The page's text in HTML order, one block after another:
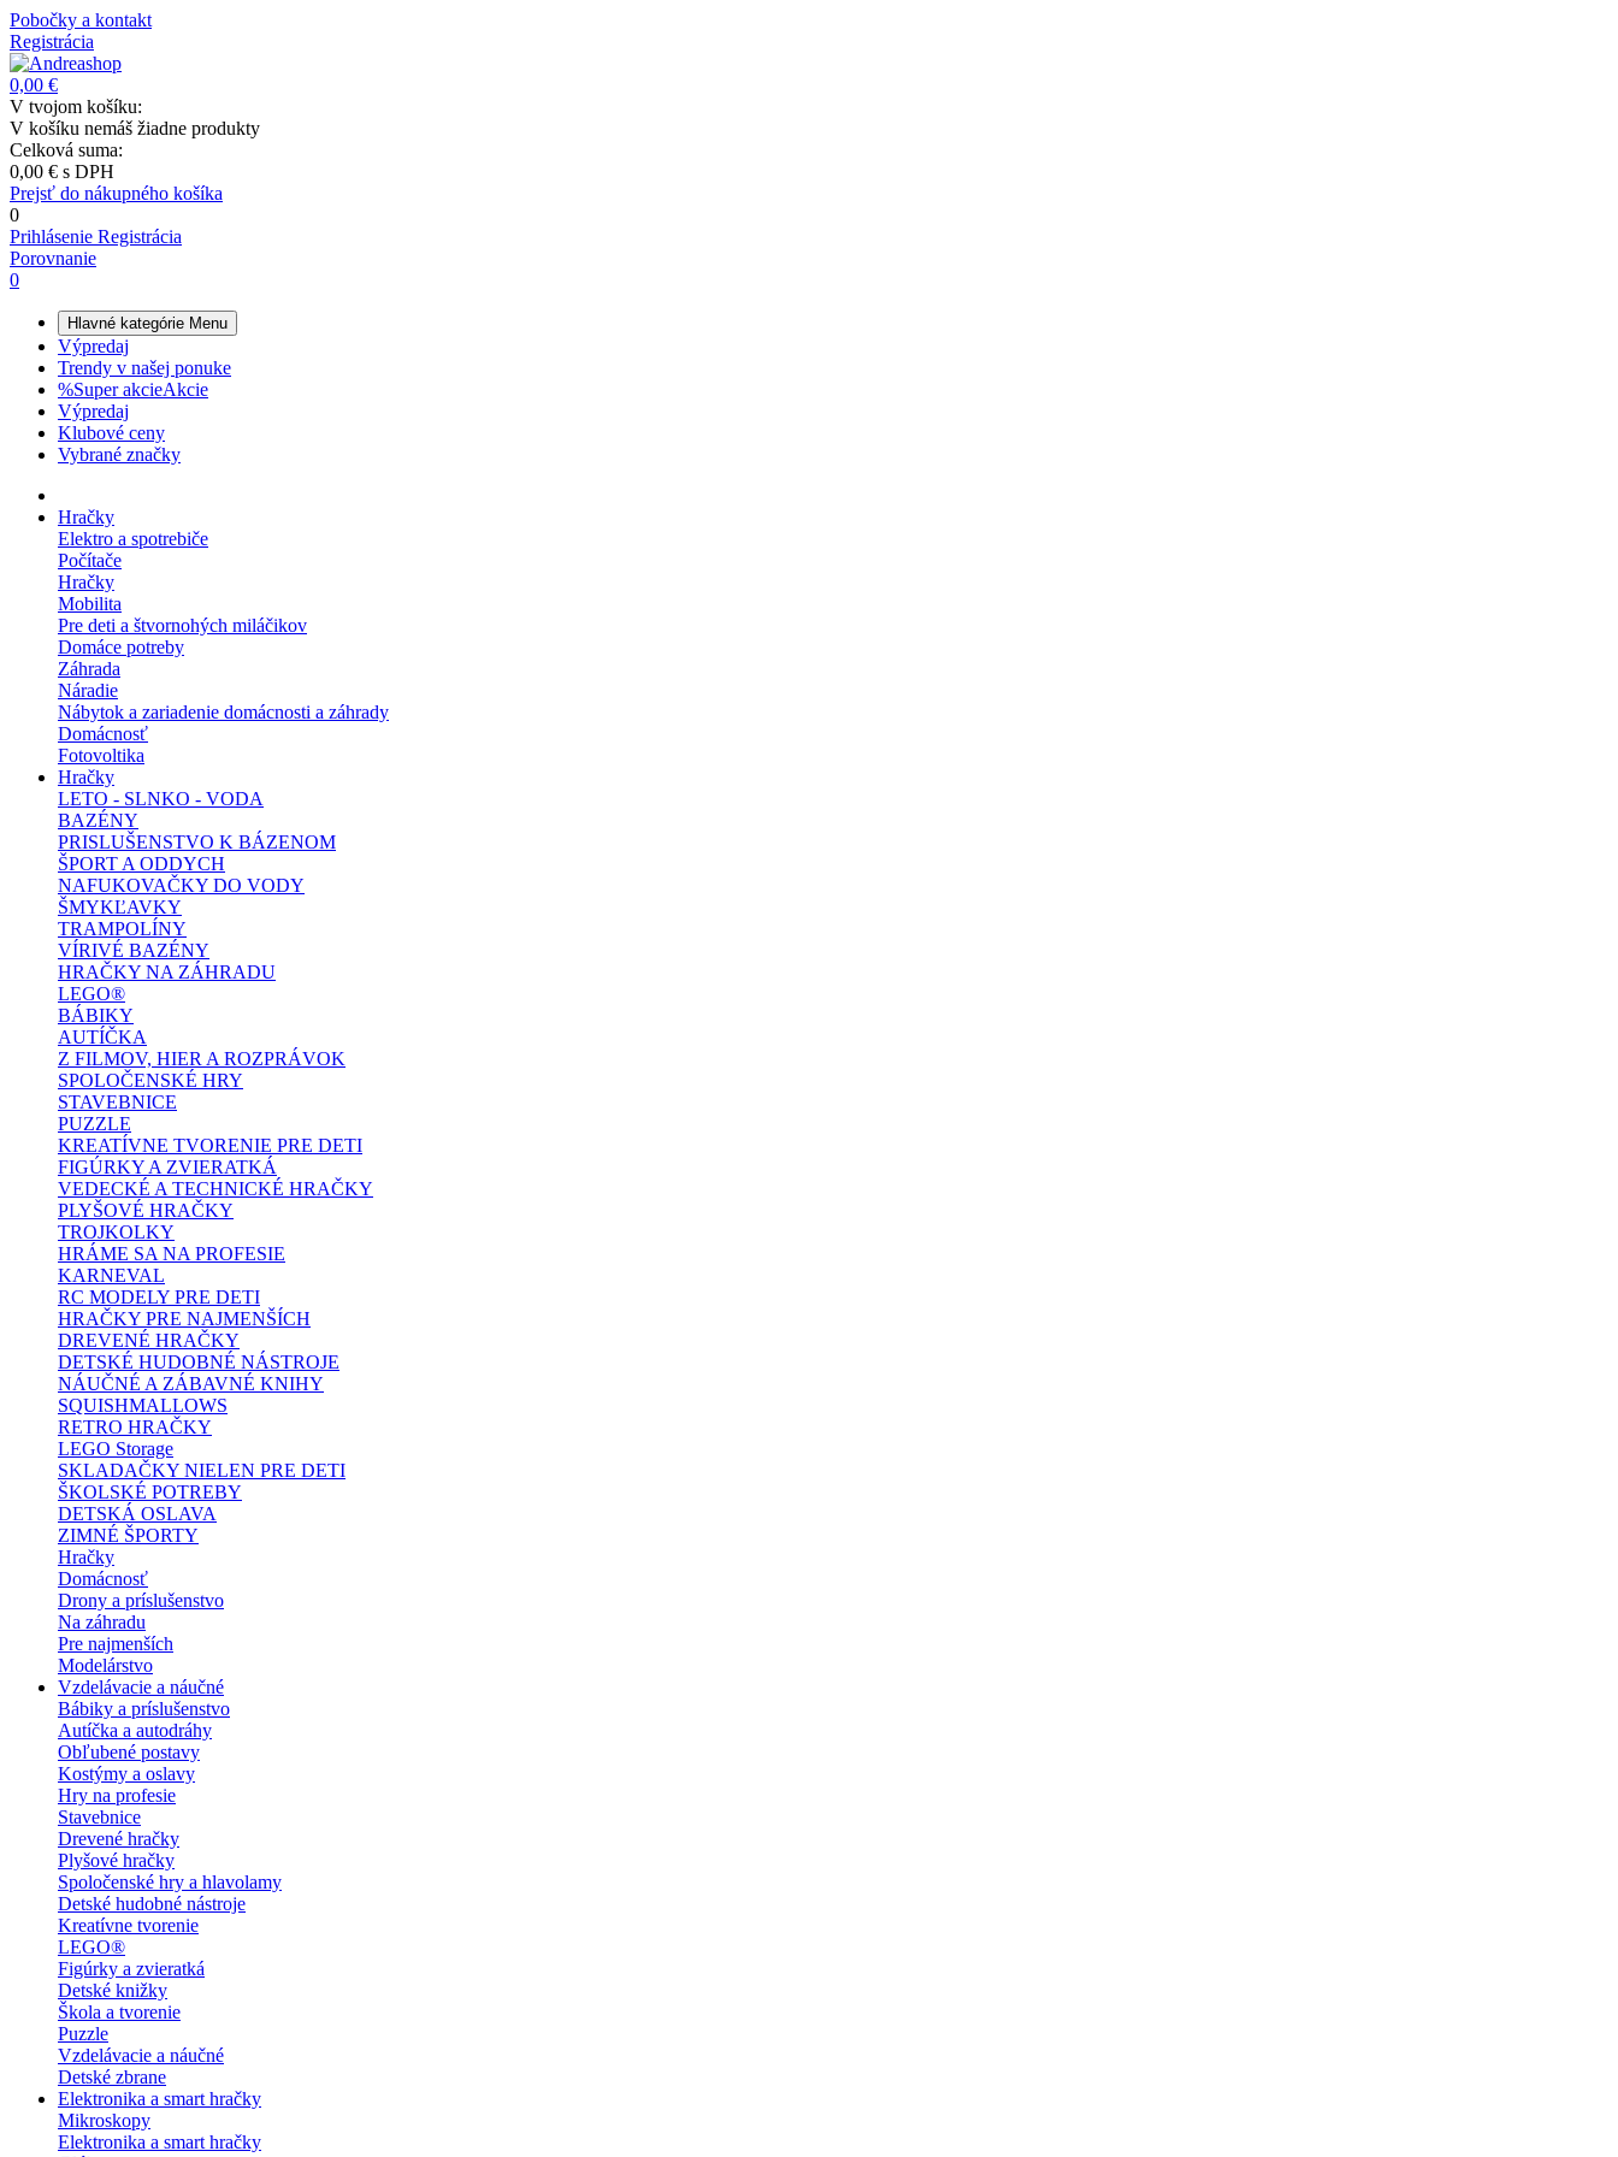
Pobočky a kontakt
Registrácia
0,00 €
V tvojom košíku:
V košíku nemáš žiadne produkty
Celková suma:
0,00 € s DPH
Prejsť do nákupného košíka
0
Prihlásenie Registrácia
Porovnanie
0
Hlavné kategórie Menu
Výpredaj
Trendy v našej ponuke
%Super akcieAkcie
Výpredaj
Klubové ceny
Vybrané značky
Hračky
Elektro a spotrebiče
Počítače
Hračky
Mobilita
Pre deti a štvornohých miláčikov
Domáce potreby
Záhrada
Náradie
Nábytok a zariadenie domácnosti a záhrady
Domácnosť
Fotovoltika
Hračky
LETO - SLNKO - VODA
BAZÉNY
PRISLUŠENSTVO K BÁZENOM
ŠPORT A ODDYCH
NAFUKOVAČKY DO VODY
ŠMYKĽAVKY
TRAMPOLÍNY
VÍRIVÉ BAZÉNY
HRAČKY NA ZÁHRADU
LEGO®
BÁBIKY
AUTÍČKA
Z FILMOV, HIER A ROZPRÁVOK
SPOLOČENSKÉ HRY
STAVEBNICE
PUZZLE
KREATÍVNE TVORENIE PRE DETI
FIGÚRKY A ZVIERATKÁ
VEDECKÉ A TECHNICKÉ HRAČKY
PLYŠOVÉ HRAČKY
TROJKOLKY
HRÁME SA NA PROFESIE
KARNEVAL
RC MODELY PRE DETI
HRAČKY PRE NAJMENŠÍCH
DREVENÉ HRAČKY
DETSKÉ HUDOBNÉ NÁSTROJE
NÁUČNÉ A ZÁBAVNÉ KNIHY
SQUISHMALLOWS
RETRO HRAČKY
LEGO Storage
SKLADAČKY NIELEN PRE DETI
ŠKOLSKÉ POTREBY
DETSKÁ OSLAVA
ZIMNÉ ŠPORTY
Hračky
Domácnosť
Drony a príslušenstvo
Na záhradu
Pre najmenších
Modelárstvo
Vzdelávacie a náučné
Bábiky a príslušenstvo
Autíčka a autodráhy
Obľubené postavy
Kostýmy a oslavy
Hry na profesie
Stavebnice
Drevené hračky
Plyšové hračky
Spoločenské hry a hlavolamy
Detské hudobné nástroje
Kreatívne tvorenie
LEGO®
Figúrky a zvieratká
Detské knižky
Škola a tvorenie
Puzzle
Vzdelávacie a náučné
Detské zbrane
Elektronika a smart hračky
Mikroskopy
Elektronika a smart hračky